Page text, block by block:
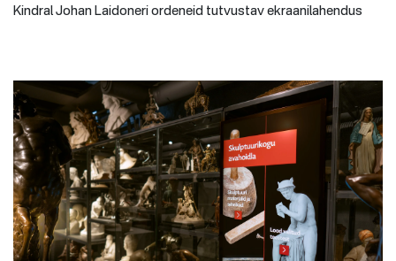
Kindral Johan Laidoneri ordeneid tutvustav ekraanilahendus